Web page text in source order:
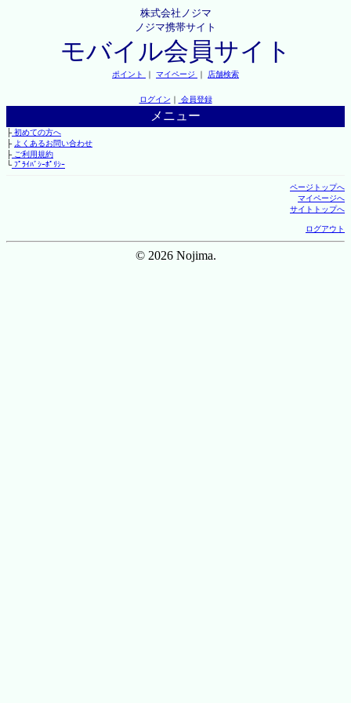
株式会社ノジマ
ノジマ携帯サイト
モバイル会員サイト
ポイント ｜ マイページ ｜ 店舗検索
ログイン ｜ 会員登録
メニュー
├初めての方へ
├ よくあるお問い合わせ
├ご利用規約
└ﾌﾟﾗｲﾊﾞｼｰﾎﾟﾘｼｰ
ページトップへ
マイページへ
サイトトップへ
ログアウト
© 2026 Nojima.